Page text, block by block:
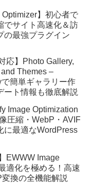
Optimizer】初心者で
でサイト高速化＆訪
の最強プラグイン
応】Photo Gallery,
Themes –
簡単ギャラリー作
ート情報も徹底解説
Image Optimization
圧縮・WebP・AVIF
に最適なWordPress
EWWW Image
適化を極める！高速
換の全機能解説